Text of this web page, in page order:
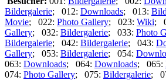
Bildergalerie; 012: Downloads; 013:
Movie; 022: Photo Gallery; 023: Wiki;
Gallery; 032: Bildergalerie; 033: Photo
Bildergalerie; 042: Bildergalerie; 043:
Gallery; 053: Bildergalerie; 054:
063: Downloads; 064: Downloads; 065:
074: Photo Gallery; 075: Bildergalerie;